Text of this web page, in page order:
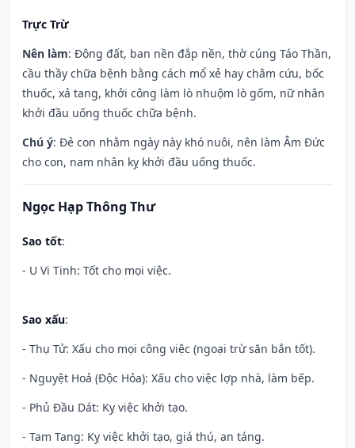
Trực Trừ
Nên làm: Động đất, ban nền đắp nền, thờ cúng Táo Thần,
cầu thầy chữa bệnh bằng cách mổ xẻ hay châm cứu, bốc
thuốc, xả tang, khởi công làm lò nhuộm lò gốm, nữ nhân
khởi đầu uống thuốc chữa bệnh.
Chú ý: Đẻ con nhằm ngày này khó nuôi, nên làm Âm Đức
cho con, nam nhân kỵ khởi đầu uống thuốc.
Ngọc Hạp Thông Thư
Sao tốt:
- U Vi Tinh: Tốt cho mọi việc.
Sao xấu:
- Thụ Tử: Xấu cho mọi công việc (ngoại trừ săn bắn tốt).
- Nguyệt Hoả (Độc Hỏa): Xấu cho việc lợp nhà, làm bếp.
- Phủ Đầu Dát: Kỵ việc khởi tạo.
- Tam Tang: Kỵ việc khởi tạo, giá thú, an táng.